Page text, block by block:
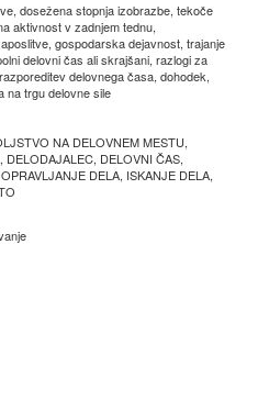
dosežena stopnja izobrazbe, tekoče
aktivnost v zadnjem tednu,
gospodarska dejavnost, trajanje
delovni čas ali skrajšani, razlogi za
delovnega časa, dohodek,
na trgu delovne sile
NA DELOVNEM MESTU,
DELOVNI ČAS,
DELA, ISKANJE DELA,